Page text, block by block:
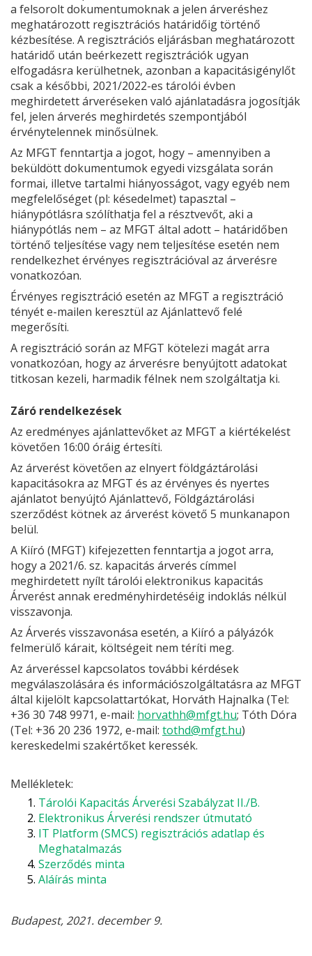
a felsorolt dokumentumoknak a jelen árveréshez
meghatározott regisztrációs határidőig történő
kézbesítése. A regisztrációs eljárásban meghatározott
határidő után beérkezett regisztrációk ugyan
elfogadásra kerülhetnek, azonban a kapacitásigénylőt
csak a későbbi, 2021/2022-es tárolói évben
meghirdetett árveréseken való ajánlatadásra jogosítják
fel, jelen árverés meghirdetés szempontjából
érvénytelennek minősülnek.
Az MFGT fenntartja a jogot, hogy – amennyiben a
beküldött dokumentumok egyedi vizsgálata során
formai, illetve tartalmi hiányosságot, vagy egyéb nem
megfelelőséget (pl: késedelmet) tapasztal –
hiánypótlásra szólíthatja fel a résztvevőt, aki a
hiánypótlás nem – az MFGT által adott – határidőben
történő teljesítése vagy nem teljesítése esetén nem
rendelkezhet érvényes regisztrációval az árverésre
vonatkozóan.
Érvényes regisztráció esetén az MFGT a regisztráció
tényét e-mailen keresztül az Ajánlattevő felé
megerősíti.
A regisztráció során az MFGT kötelezi magát arra
vonatkozóan, hogy az árverésre benyújtott adatokat
titkosan kezeli, harmadik félnek nem szolgáltatja ki.
Záró rendelkezések
Az eredményes ajánlattevőket az MFGT a kiértékelést
követően 16:00 óráig értesíti.
Az árverést követően az elnyert földgáztárolási
kapacitásokra az MFGT és az érvényes és nyertes
ajánlatot benyújtó Ajánlattevő, Földgáztárolási
szerződést kötnek az árverést követő 5 munkanapon
belül.
A Kiíró (MFGT) kifejezetten fenntartja a jogot arra,
hogy a 2021/6. sz. kapacitás árverés címmel
meghirdetett nyílt tárolói elektronikus kapacitás
Árverést annak eredményhirdetéséig indoklás nélkül
visszavonja.
Az Árverés visszavonása esetén, a Kiíró a pályázók
felmerülő kárait, költségeit nem téríti meg.
Az árveréssel kapcsolatos további kérdések
megválaszolására és információszolgáltatásra az MFGT
által kijelölt kapcsolattartókat, Horváth Hajnalka (Tel:
+36 30 748 9971, e-mail: horvathh@mfgt.hu; Tóth Dóra
(Tel: +36 20 236 1972, e-mail: tothd@mfgt.hu)
kereskedelmi szakértőket keressék.
Mellékletek:
Tárolói Kapacitás Árverési Szabályzat II./B.
Elektronikus Árverési rendszer útmutató
IT Platform (SMCS) regisztrációs adatlap és
Meghatalmazás
Szerződés minta
Aláírás minta
Budapest, 2021. december 9.